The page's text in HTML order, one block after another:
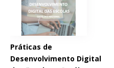
Práticas de
Desenvolvimento Digital